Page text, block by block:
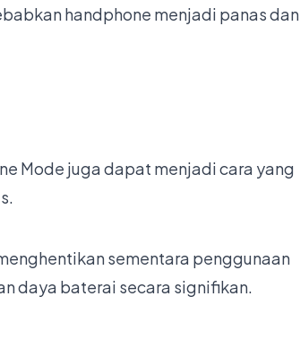
handphone menjadi panas dan
Mode juga dapat menjadi cara yang
sementara penggunaan
daya baterai secara signifikan.